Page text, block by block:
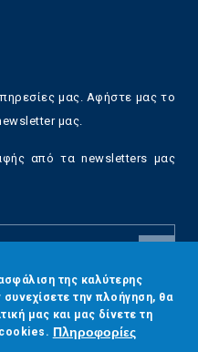
μας. Αφήστε μας το
μας.
από τα newsletters μας
της καλύτερης
την πλοήγηση, θα
μας και μας δίνετε τη
cookies. Πληροφορίες